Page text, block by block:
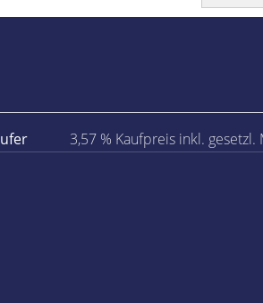
3,57 % Kaufpreis inkl. gesetzl.